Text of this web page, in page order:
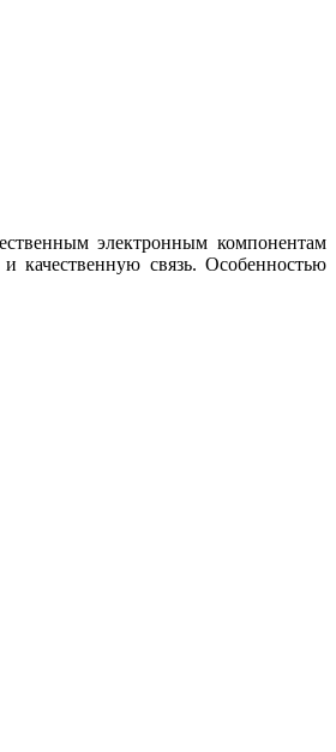
электронным компонентам
качественную связь. Особенностью